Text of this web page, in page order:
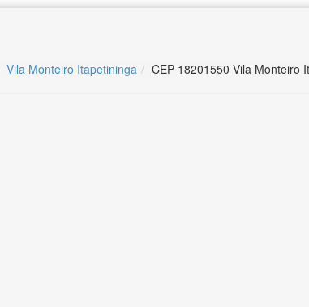
Vila Monteiro Itapetininga CEP 18201550 Vila Monteiro